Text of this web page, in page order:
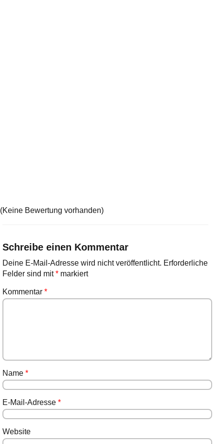
(Keine Bewertung vorhanden)
Schreibe einen Kommentar
Deine E-Mail-Adresse wird nicht veröffentlicht. Erforderliche
Felder sind mit*markiert
Kommentar *
Name *
E-Mail-Adresse *
Website